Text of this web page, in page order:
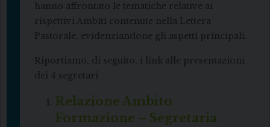
hanno affrontato le tematiche relative ai
rispettivi Ambiti contenute nella Lettera
Pastorale, evidenziandone gli aspetti principali.
Riportiamo, di seguito, i link alle presentazioni
dei 4 segretari
Relazione Ambito
Formazione – Segretaria